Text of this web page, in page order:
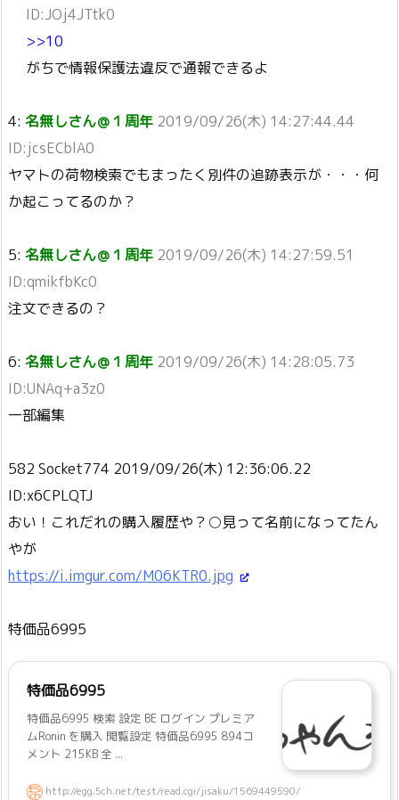
ID:JOj4JTtk0
>>10
がちで情報保護法違反で通報できるよ
4: 名無しさん＠１周年 2019/09/26(木) 14:27:44.44
ID:jcsECblA0
ヤマトの荷物検索でもまったく別件の追跡表示が・・・何
か起こってるのか？
5: 名無しさん＠１周年 2019/09/26(木) 14:27:59.51
ID:qmikfbKc0
注文できるの？
6: 名無しさん＠１周年 2019/09/26(木) 14:28:05.73
ID:UNAq+a3z0
一部編集
582 Socket774 2019/09/26(木) 12:36:06.22
ID:x6CPLQTJ
おい！これだれの購入履歴や？○見って名前になってたん
やが
https://i.imgur.com/M06KTR0.jpg
特価品6995
特価品6995
特価品6995 検索 設定 BE ログイン プレミア
ムRonin を購入 閲覧設定 特価品6995 894コ
メント 215KB 全 ...
http://egg.5ch.net/test/read.cgi/jisaku/1569449590/